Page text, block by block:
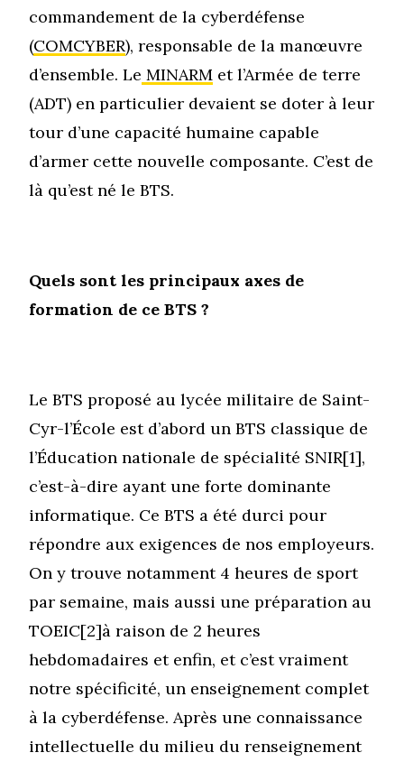
commandement de la cyberdéfense
(COMCYBER), responsable de la manœuvre
d’ensemble. Le MINARM et l’Armée de terre
(ADT) en particulier devaient se doter à leur
tour d’une capacité humaine capable
d’armer cette nouvelle composante. C’est de
là qu’est né le BTS.
Quels sont les principaux axes de
formation de ce BTS ?
Le BTS proposé au lycée militaire de Saint-
Cyr-l’École est d’abord un BTS classique de
l’Éducation nationale de spécialité SNIR[1],
c’est-à-dire ayant une forte dominante
informatique. Ce BTS a été durci pour
répondre aux exigences de nos employeurs.
On y trouve notamment 4 heures de sport
par semaine, mais aussi une préparation au
TOEIC[2]à raison de 2 heures
hebdomadaires et enfin, et c’est vraiment
notre spécificité, un enseignement complet
à la cyberdéfense. Après une connaissance
intellectuelle du milieu du renseignement